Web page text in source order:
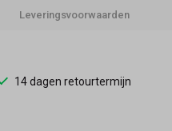
Leveringsvoorwaarden
14 dagen retourtermijn